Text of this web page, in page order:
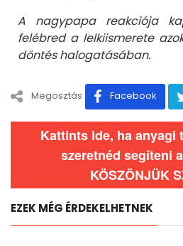
A nagypapa reakciója
felébred a lelkiismerete
döntés halogatásában.
Megosztás Facebook
Kattints ide, ha anyagi
szeretnéd segíteni
KÖSZÖNJÜK
EZEK MÉG ÉRDEKELHETNEK